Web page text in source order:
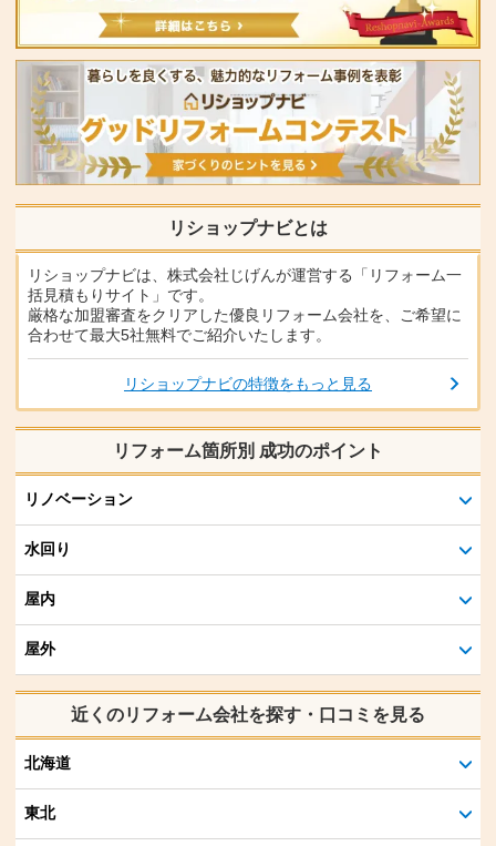
リショップナビとは
リショップナビは、株式会社じげんが運営する「リフォーム一
括見積もりサイト」です。
厳格な加盟審査をクリアした優良リフォーム会社を、ご希望に
合わせて最大5社無料でご紹介いたします。
リショップナビの特徴をもっと見る
リフォーム箇所別 成功のポイント
リノベーション
水回り
屋内
屋外
近くのリフォーム会社を探す・口コミを見る
北海道
東北